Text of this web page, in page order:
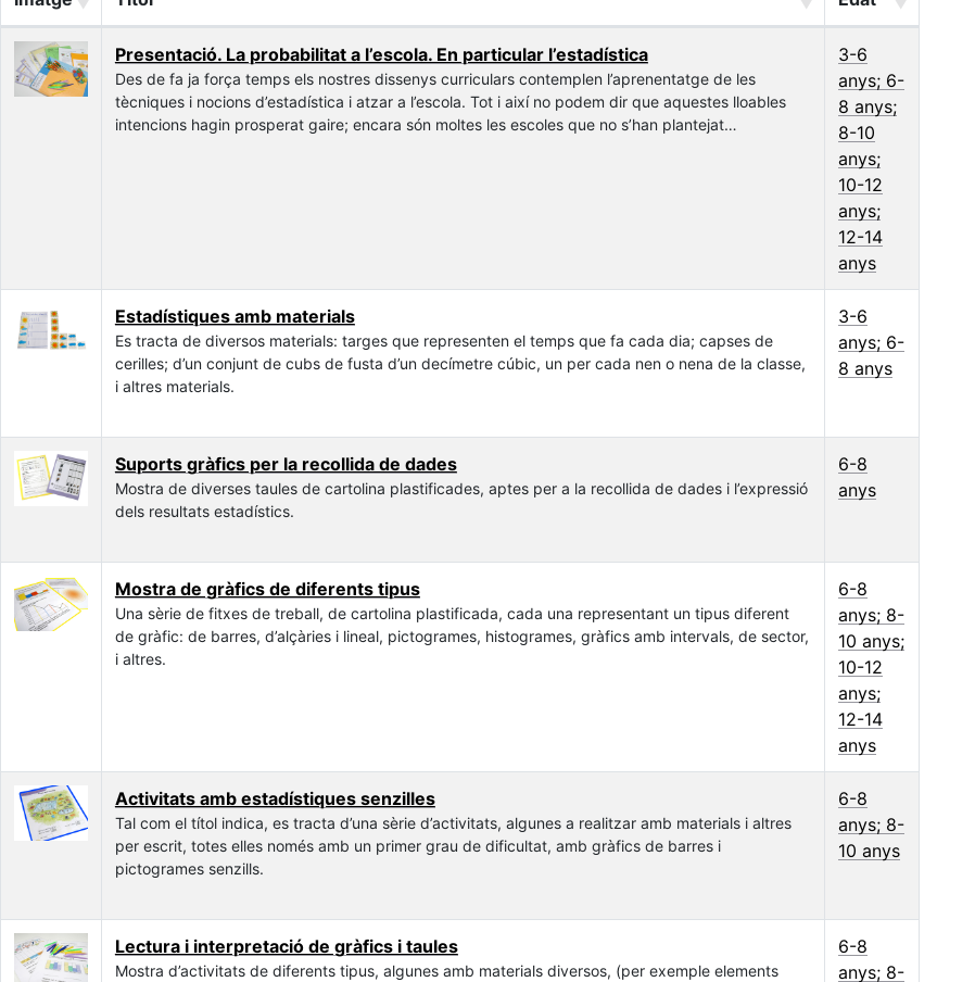
Presentació. La probabilitat a l’escola. En particular l’estadística
Des de fa ja força temps els nostres dissenys curriculars contemplen l’aprenentatge de les
tècniques i nocions d’estadística i atzar a l’escola. Tot i així no podem dir que aquestes lloables
intencions hagin prosperat gaire; encara són moltes les escoles que no s’han plantejat
partida com el d’arribada. Es normal que els alumnes en vegin immediatament la utilitat, i la seva
didàctica no té gaires problemes. En el seu aprenentatge predominen les tècniques i altres
continguts de tipus pràctic.
3-6
anys; 6-
8 anys;
8-10
anys;
10-12
anys;
12-14
anys
Estadístiques amb materials
Es tracta de diversos materials: targes que representen el temps que fa cada dia; capses de
cerilles; d’un conjunt de cubs de fusta d’un decímetre cúbic, un per cada nen o nena de la classe,
i altres materials.
3-6
anys; 6-
8 anys
Suports gràfics per la recollida de dades
Mostra de diverses taules de cartolina plastificades, aptes per a la recollida de dades i l’expressió
dels resultats estadístics.
6-8
anys
Mostra de gràfics de diferents tipus
Una sèrie de fitxes de treball, de cartolina plastificada, cada una representant un tipus diferent
de gràfic: de barres, d’alçàries i lineal, pictogrames, histogrames, gràfics amb intervals, de sector,
i altres.
6-8
anys; 8-
10 anys;
10-12
anys;
12-14
anys
Activitats amb estadístiques senzilles
Tal com el títol indica, es tracta d’una sèrie d’activitats, algunes a realitzar amb materials i altres
per escrit, totes elles només amb un primer grau de dificultat, amb gràfics de barres i
pictogrames senzills.
6-8
anys; 8-
10 anys
Lectura i interpretació de gràfics i taules
Mostra d’activitats de diferents tipus, algunes amb materials diversos, (per exemple elements
6-8
anys; 8-